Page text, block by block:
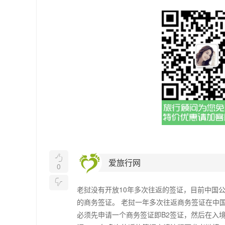

0

爱旅行网
老挝没有开放10年多次往返的签证，目前中国
的商务签证。 老挝一年多次往返商务签证在中
必须先申请一个商务签证即B2签证，然后在入